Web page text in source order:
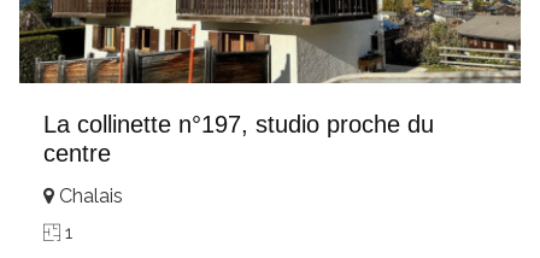
La collinette n°197, studio proche du
centre
Chalais
1